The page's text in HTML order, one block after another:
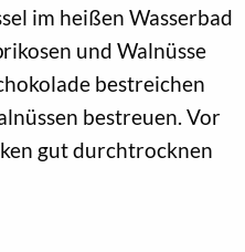
im heißen Wasserbad
und Walnüsse
bestreichen
bestreuen. Vor
gut durchtrocknen